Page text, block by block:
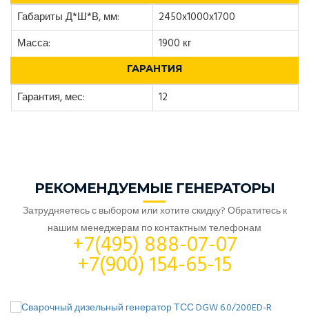
Габариты Д*Ш*В, мм:
2450x1000x1700
Масса:
1900 кг
ГАРАНТИЯ
Гарантия, мес: 12
РЕКОМЕНДУЕМЫЕ ГЕНЕРАТОРЫ
Затрудняетесь с выбором или хотите скидку? Обратитесь к
нашим менеджерам по контактным телефонам
+7(495) 888-07-07
+7(900) 154-65-15